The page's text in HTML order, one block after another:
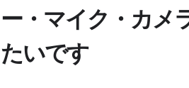
ー・マイク・カメ
たいです